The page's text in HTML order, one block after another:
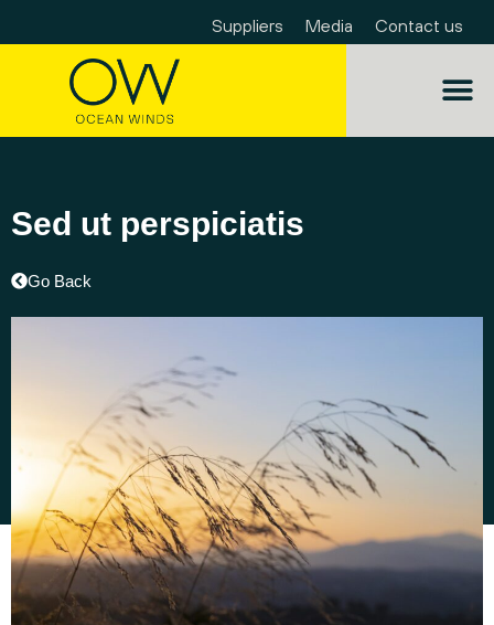
Suppliers Media Contact us
Sed ut perspiciatis
Go Back